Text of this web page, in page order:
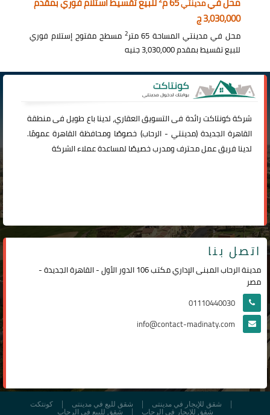
3,030,000 ج
محل في مدينتي المساحة 65 متر 2 مسطح مفتوح إستلام فوري
للبيع تقسيط بمقدم 3,030,000 جنيه
شركةكونتاكترائدة فى التسويق العقاري، لدينا باع طويل فى منطقة
القاهرة الجديدة (مدينتي -الرحاب) خصوصًا ومحافظة القاهرة عمومًا.
لدينا فريق عمل محترف ومدرب خصيصًا لمساعدة عملاء الشركة
اتصل بنا
مدينة الرحاب المبنى الإداري مكتب 106 الدور الأول - القاهرة الجديدة -
مصر
01110440030
info@contact-madinaty.com
كونتكت شقق لليع في مدينتى
شقق للإيجار في مدينتى
شقق للبيع في الرحاب
شقق للإيجار في الرحاب